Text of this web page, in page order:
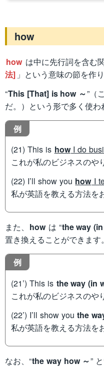
how
how は中に先行詞を含む
法] 」という意味の節を作り
“This [That] is how ～”（
だ。）という形で多く使わ
例
(21) This is howI do
これが私のビジネスのや
(22) I’ll show you how I
私が英語を教える方法を
また、 how は “the way
置き換えることができます。
例
(21’) This is the way (in
これが私のビジネスのや
(22’) I’ll show you the
私が英語を教える方法を
なお、“the way how ～”